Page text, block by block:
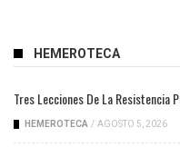
HEMEROTECA
Tres Lecciones De La Resistencia
HEMEROTECA / AGOSTO 5, 2026